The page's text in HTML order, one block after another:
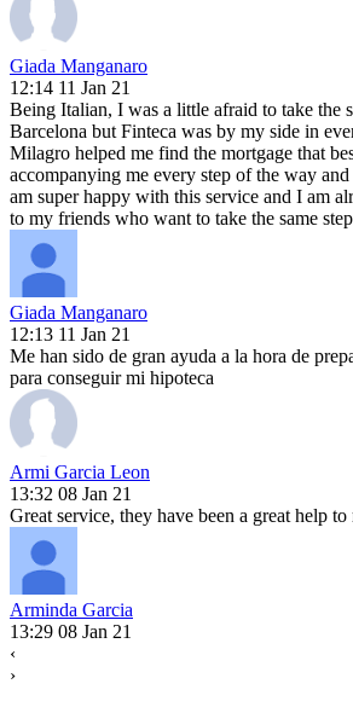
Giada Manganaro
12:14 11 Jan 21
Being Italian, I was a little afraid to take the
Barcelona but Finteca was by my side in
Milagro helped me find the mortgage that
accompanying me every step of the way
am super happy with this service and I am
to my friends who want to take the same
Giada Manganaro
12:13 11 Jan 21
Me han sido de gran ayuda a la hora de
para conseguir mi hipoteca
Armi Garcia Leon
13:32 08 Jan 21
Great service, they have been a great help to
Arminda Garcia
13:29 08 Jan 21
‹
›